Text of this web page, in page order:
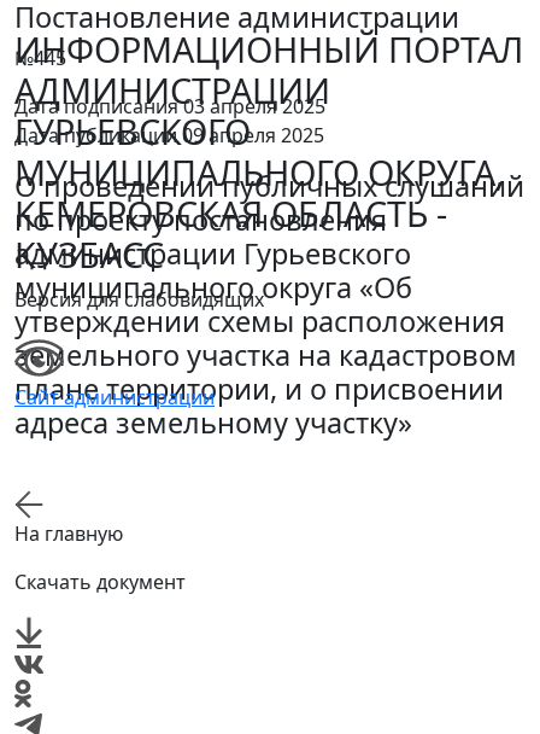
ИНФОРМАЦИОННЫЙ ПОРТАЛ
АДМИНИСТРАЦИИ
ГУРЬЕВСКОГО
МУНИЦИПАЛЬНОГО ОКРУГА,
КЕМЕРОВСКАЯ ОБЛАСТЬ -
КУЗБАСС
Версия для слабовидящих
Сайт администрации
Постановление администрации
№445
Дата подписания 03 апреля 2025
Дата публикации 09 апреля 2025
О проведении публичных слушаний
по проекту постановления
администрации Гурьевского
муниципального округа «Об
утверждении схемы расположения
земельного участка на кадастровом
плане территории, и о присвоении
адреса земельному участку»
На главную
Скачать документ